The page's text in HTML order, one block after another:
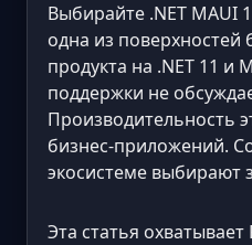
Выбирайте .NET MAUI
одна из поверхностей
продукта на .NET 11 и
поддержки не
Производительность
бизнес-приложений.
экосистеме выбирают
Эта статья